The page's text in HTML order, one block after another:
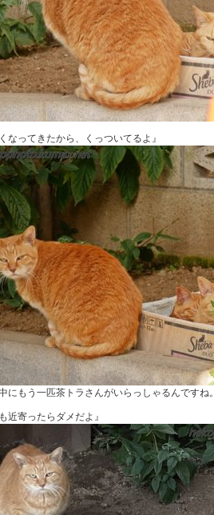
くなってきたから、くっついてるよ』
にもう一匹茶トラさんがいらっしゃるんですね。
も近寄ったらダメだよ』